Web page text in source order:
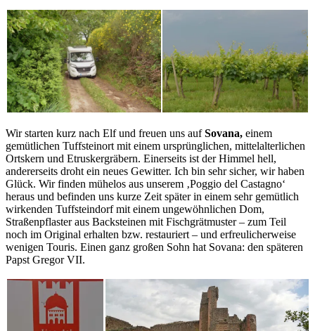
Wir starten kurz nach Elf und freuen uns aufSovana, einem
gemütlichen Tuffsteinort mit einem ursprünglichen, mittelalterlichen
Ortskern und Etruskergräbern. Einerseits ist der Himmel hell,
andererseits droht ein neues Gewitter. Ich bin sehr sicher, wir haben
Glück. Wir finden mühelos aus unserem ‚Poggio del Castagno‘
heraus und befinden uns kurze Zeit später in einem sehr gemütlich
wirkenden Tuffsteindorf mit einem ungewöhnlichen Dom,
Straßenpflaster aus Backsteinen mit Fischgrätmuster – zum Teil
noch im Original erhalten bzw. restauriert – und erfreulicherweise
wenigen Touris. Einen ganz großen Sohn hat Sovana: den späteren
Papst Gregor VII.